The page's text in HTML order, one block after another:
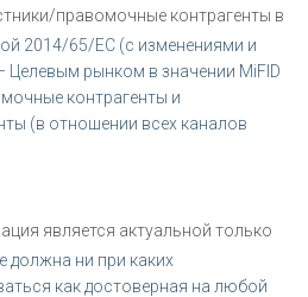
правомочные контрагенты в
2014/65/ЕС (с изменениями и
Целевым рынком в значении MiFID
контрагенты и
(в отношении всех каналов
является актуальной только
должна ни при каких
как достоверная на любой